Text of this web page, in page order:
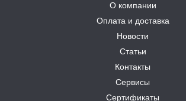
О компании
Оплата и доставка
Новости
Статьи
Контакты
Сервисы
Сертификаты